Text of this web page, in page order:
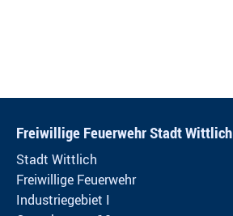
Freiwillige Feuerwehr Stadt Wittlich
Stadt Wittlich
Freiwillige Feuerwehr
Industriegebiet I